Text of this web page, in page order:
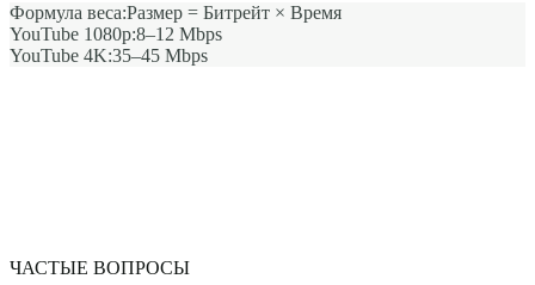
Формула веса:Размер = Битрейт × Время
YouTube 1080p:8–12 Mbps
YouTube 4K:35–45 Mbps
ЧАСТЫЕ ВОПРОСЫ